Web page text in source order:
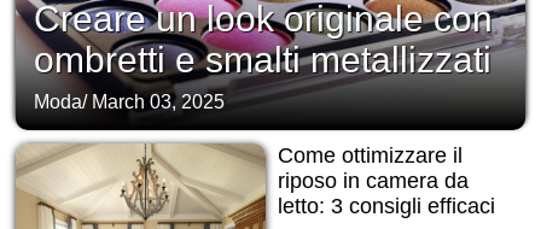
Creare un look originale con
ombretti e smalti metallizzati
Moda/ March 03, 2025
Come ottimizzare il
riposo in camera da
letto: 3 consigli efficaci